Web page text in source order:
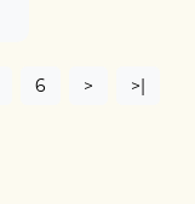
6 > >|